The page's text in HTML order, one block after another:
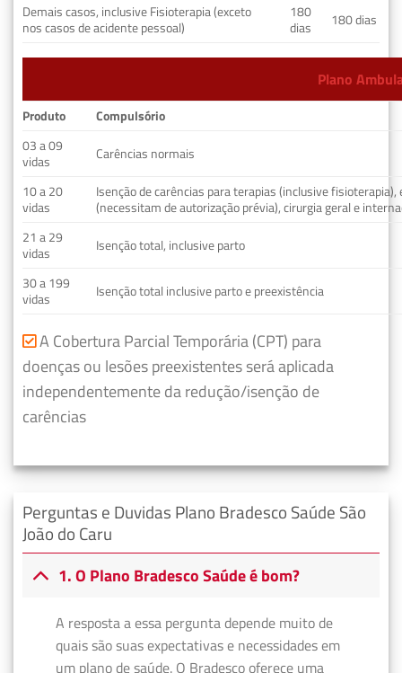
Demais casos, inclusive Fisioterapia (exceto
nos casos de acidente pessoal)
180
dias
180 dias
Plano
Produto
Compulsório
03 a 09
vidas
Carências normais
10 a 20
vidas
Isenção de carências para terapias (inclusive fisioterapia),
(necessitam de autorização prévia), cirurgia geral e
21 a 29
vidas
Isenção total, inclusive parto
30 a 199
vidas
Isenção total inclusive parto e preexistência
A Cobertura Parcial Temporária (CPT) para
doenças ou lesões preexistentes será aplicada
independentemente da redução/isenção de
carências
Perguntas e Duvidas Plano Bradesco Saúde São
João do Caru
1. O Plano Bradesco Saúde é bom?
A resposta a essa pergunta depende muito de
quais são suas expectativas e necessidades em
um plano de saúde. O Bradesco oferece uma